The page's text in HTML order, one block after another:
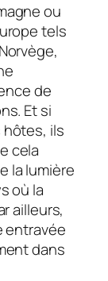
ou
tels
de
Et si
hôtes, ils
cela
la lumière
où la
ailleurs,
entravée
dans